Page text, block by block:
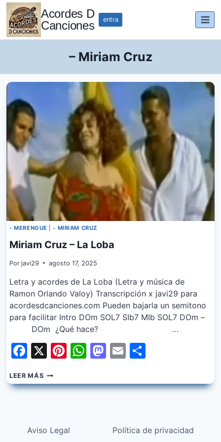
Saltar
contenido
Acordes D
Canciones
entra
– Miriam Cruz
- MERENGUE |- MIRIAM CRUZ
Miriam Cruz – La Loba
Por javi29 agosto 17, 2025
Letra y acordes de La Loba (Letra y música de
Ramon Orlando Valoy) Transcripción x javi29 para
acordesdcanciones.com Pueden bajarla un semitono
para facilitar Intro DOm SOL7 SIb7 MIb SOL7 DOm –
DOm ¿Qué hace? …
Facebook
X Pinterest
WhatsApp
Mastodon
Email
LEER MÁSMIRIAM
CRUZ
–
Aviso Legal Política de privacidad